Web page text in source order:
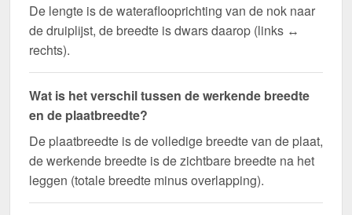
De lengte is de wateraflooprichting van de nok naar
de druiplijst, de breedte is dwars daarop (links ↔
rechts).
Wat is het verschil tussen de werkende breedte
en de plaatbreedte?
De plaatbreedte is de volledige breedte van de plaat,
de werkende breedte is de zichtbare breedte na het
leggen (totale breedte minus overlapping).